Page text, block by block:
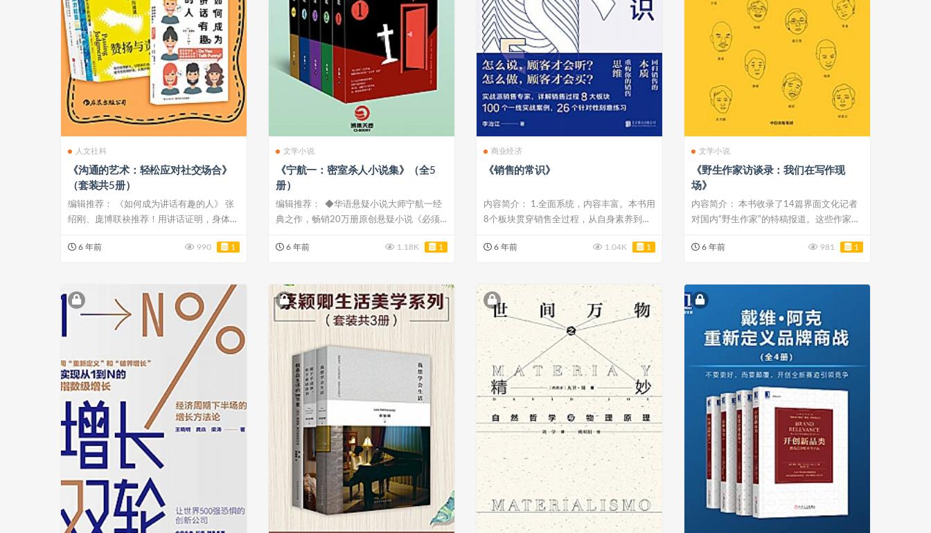
人文社科
《沟通的艺术：轻松应对社交场合》
（套装共5册）
编辑推荐： 《如何成为讲话有趣的人》 张
绍刚、庞博联袂推荐！用讲话证明，身体里
6 年前 990 1
文学小说
《宁航一：密室杀人小说集》（全5
册）
编辑推荐： ◆华语悬疑小说大师宁航一经
典之作，畅销20万册原创悬疑小说《必须
6 年前 1.18K 1
商业经济
《销售的常识》
内容简介： 1.全面系统，内容丰富。本书用
8个板块贯穿销售全过程，从自身素养到达
6 年前 1.04K 1
文学小说
《野生作家访谈录：我们在写作现
场》
内容简介： 本书收录了14篇界面文化记者
对国内“野生作家”的特稿报道。这些作家在
6 年前 981 1